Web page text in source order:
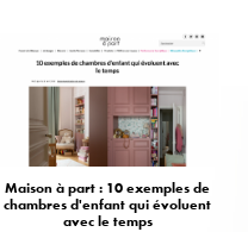
Maison à part : 10 exemples de
chambres d'enfant qui évoluent
avec le temps